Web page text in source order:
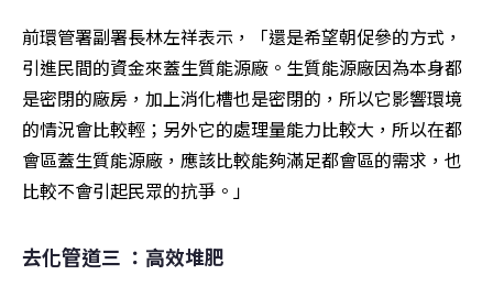
前環管署副署長林左祥表示，「還是希望朝促參的方式，
引進民間的資金來蓋生質能源廠。生質能源廠因為本身都
是密閉的廠房，加上消化槽也是密閉的，所以它影響環境
的情況會比較輕；另外它的處理量能力比較大，所以在都
會區蓋生質能源廠，應該比較能夠滿足都會區的需求，也
比較不會引起民眾的抗爭。」
去化管道三 ：高效堆肥